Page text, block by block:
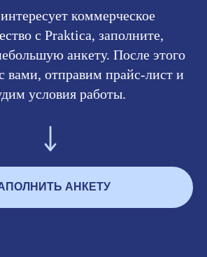
коммерческое
с Praktica, заполните,
анкету. После этого
вами, отправим прайс-лист и
условия работы.
АНКЕТУ